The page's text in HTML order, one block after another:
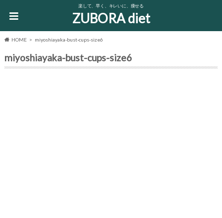
楽して、早く、キレいに、痩せる
ZUBORA diet
HOME miyoshiayaka-bust-cups-size6
miyoshiayaka-bust-cups-size6